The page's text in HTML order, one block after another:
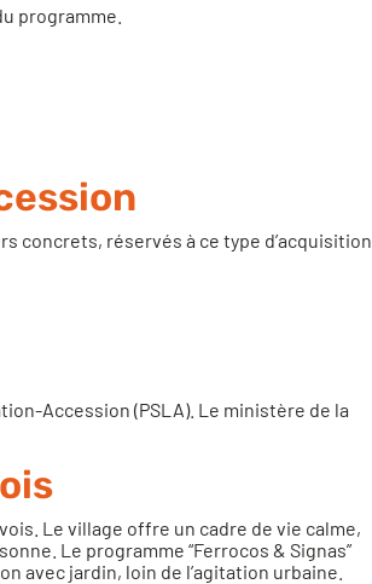
programme.
concrets, réservés à ce type d’acquisition
Accession (PSLA). Le ministère de la
Le village offre un cadre de vie calme,
Le programme “Ferrocos & Signas”
avec jardin, loin de l’agitation urbaine.